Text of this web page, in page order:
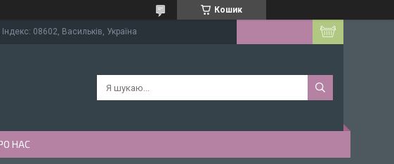
Кошик
08602, Васильків, Україна
НАС